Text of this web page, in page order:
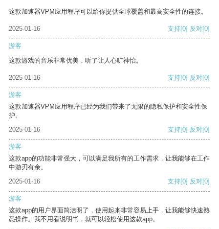
这款加速器VPM应用程序可以给你提供全球覆盖和最高安全性的连接。
2025-01-16 支持[0] 反对[0]
游客
这款游戏的音乐非常优美，听了让人心旷神怡。
2025-01-16 支持[0] 反对[0]
游客
这款加速器VPM应用程序已经为我们带来了无限的隐私保护和安全性保
护。
2025-01-16
支持[0] 反对[0]
游客
这款app的功能非常强大，可以满足我所有的工作需求，让我能够在工作
中游刃有余。
2025-01-16
支持[0] 反对[0]
游客
这款app的用户界面简洁明了，使用起来非常容易上手，让我能够快速熟
悉操作。我不用看说明书，就可以轻松使用这款app。